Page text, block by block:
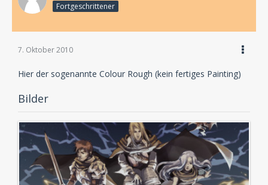
Fortgeschrittener
7. Oktober 2010
Hier der sogenannte Colour Rough (kein fertiges Painting)
Bilder